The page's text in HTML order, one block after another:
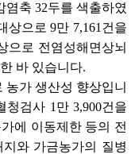
염축 32두를 색출하였
상으로 9만 7,161건을
으로 전염성해면상뇌
바 있습니다.
가 생산성 향상입니
검사 1만 3,900건을
에 이동제한 등의 전
와 가금농가의 질병